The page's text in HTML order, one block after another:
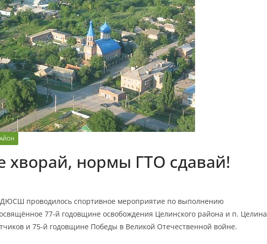
хворай, нормы ГТО сдавай!
ДЮСШ проводилось спортивное мероприятие по выполнению
77-й годовщине освобождения Целинского района и п. Целина
и 75-й годовщине Победы в Великой Отечественной войне.